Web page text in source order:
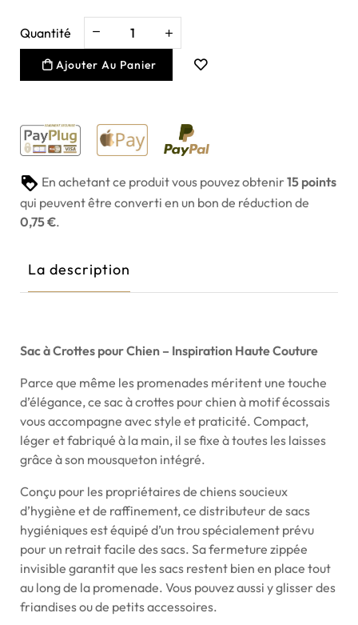
Quantité
Ajouter Au Panier
En achetant ce produit vous pouvez obtenir 15 points
qui peuvent être converti en un bon de réduction de
0,75 €.
La description
Sac à Crottes pour Chien – Inspiration Haute Couture
Parce que même les promenades méritent une touche
d’élégance, ce sac à crottes pour chien à motif écossais
vous accompagne avec style et praticité. Compact,
léger et fabriqué à la main, il se fixe à toutes les laisses
grâce à son mousqueton intégré.
Conçu pour les propriétaires de chiens soucieux
d’hygiène et de raffinement, ce distributeur de sacs
hygiéniques est équipé d’un trou spécialement prévu
pour un retrait facile des sacs. Sa fermeture zippée
invisible garantit que les sacs restent bien en place tout
au long de la promenade. Vous pouvez aussi y glisser des
friandises ou de petits accessoires.